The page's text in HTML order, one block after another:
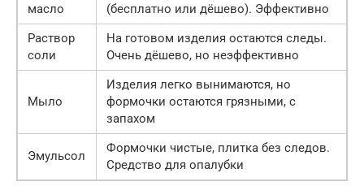
масло
(бесплатно или дёшево). Эффективно
Раствор
соли
На готовом изделия остаются следы.
Очень дёшево, но неэффективно
Мыло
Изделия легко вынимаются, но
формочки остаются грязными, с
запахом
Эмульсол
Формочки чистые, плитка без следов.
Средство для опалубки